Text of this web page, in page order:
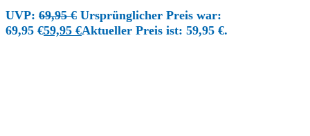
UVP: 69,95€ Ursprünglicher Preis war:
69,95 €59,95 €Aktueller Preis ist: 59,95 €.